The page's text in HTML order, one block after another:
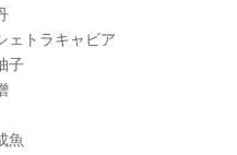
トラキャビア
子
魚